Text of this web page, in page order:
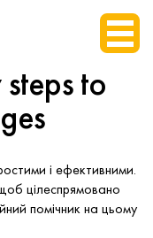
to
і ефективними.
цілеспрямовано
помічник на цьому